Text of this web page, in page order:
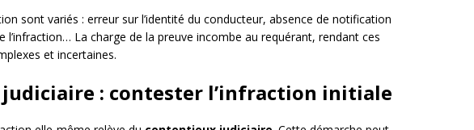
sont variés : erreur sur l’identité du conducteur, absence de notification
l’infraction… La charge de la preuve incombe au requérant, rendant ces
et incertaines.
: contester l’infraction initiale